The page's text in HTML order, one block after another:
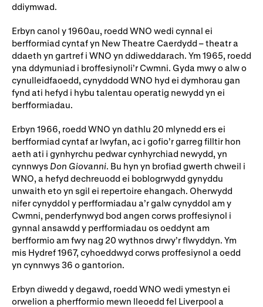
ddiymwad.
Erbyn canol y 1960au, roedd WNO wedi cynnal ei
berfformiad cyntaf yn New Theatre Caerdydd – theatr a
ddaeth yn gartref i WNO yn ddiweddarach. Ym 1965, roedd
yna ddymuniad i broffesiynoli’r Cwmni. Gyda mwy o alw o
cynulleidfaoedd, cynyddodd WNO hyd ei dymhorau gan
fynd ati hefyd i hybu talentau operatig newydd yn ei
berfformiadau.
Erbyn 1966, roedd WNO yn dathlu 20 mlynedd ers ei
berfformiad cyntaf ar lwyfan, ac i gofio’r garreg filltir hon
aeth ati i gynhyrchu pedwar cynhyrchiad newydd, yn
cynnwys Don Giovanni . Bu hyn yn brofiad gwerth chweil i
WNO, a hefyd dechreuodd ei boblogrwydd gynyddu
unwaith eto yn sgil ei repertoire ehangach. Oherwydd
nifer cynyddol y perfformiadau a’r galw cynyddol am y
Cwmni, penderfynwyd bod angen corws proffesiynol i
gynnal ansawdd y perfformiadau os oeddynt am
berfformio am fwy nag 20 wythnos drwy’r flwyddyn. Ym
mis Hydref 1967, cyhoeddwyd corws proffesiynol a oedd
yn cynnwys 36 o gantorion.
Erbyn diwedd y degawd, roedd WNO wedi ymestyn ei
orwelion a pherfformio mewn lleoedd fel Liverpool a